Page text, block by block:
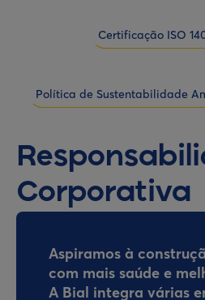
Certificação ISO
Política de Sustentabilidade
Corporativa
Aspiramos à
com mais saúde e
A Bial integra várias